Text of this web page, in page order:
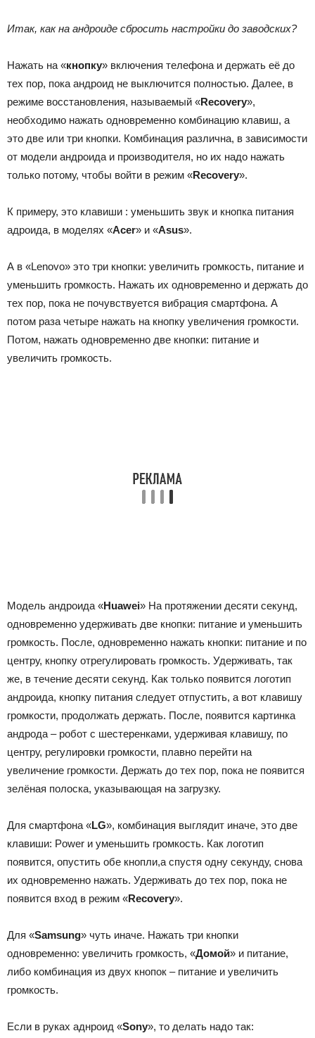
Итак, как на андроиде сбросить настройки до заводских?
Нажать на «кнопку» включения телефона и держать её до
тех пор, пока андроид не выключится полностью. Далее, в
режиме восстановления, называемый «Recovery»,
необходимо нажать одновременно комбинацию клавиш, а
это две или три кнопки. Комбинация различна, в зависимости
от модели андроида и производителя, но их надо нажать
только потому, чтобы войти в режим «Recovery».
К примеру, это клавиши : уменьшить звук и кнопка питания
адроида, в моделях «Acer» и «Asus».
А в «Lenovo» это три кнопки: увеличить громкость, питание и
уменьшить громкость. Нажать их одновременно и держать до
тех пор, пока не почувствуется вибрация смартфона. А
потом раза четыре нажать на кнопку увеличения громкости.
Потом, нажать одновременно две кнопки: питание и
увеличить громкость.
Модель андроида «Huawei» На протяжении десяти секунд,
одновременно удерживать две кнопки: питание и уменьшить
громкость. После, одновременно нажать кнопки: питание и по
центру, кнопку отрегулировать громкость. Удерживать, так
же, в течение десяти секунд. Как только появится логотип
андроида, кнопку питания следует отпустить, а вот клавишу
громкости, продолжать держать. После, появится картинка
андрода – робот с шестеренками, удерживая клавишу, по
центру, регулировки громкости, плавно перейти на
увеличение громкости. Держать до тех пор, пока не появится
зелёная полоска, указывающая на загрузку.
Для смартфона «LG», комбинация выглядит иначе, это две
клавиши: Power и уменьшить громкость. Как логотип
появится, опустить обе кнопли,а спустя одну секунду, снова
их одновременно нажать. Удерживать до тех пор, пока не
появится вход в режим «Recovery».
Для «Samsung» чуть иначе. Нажать три кнопки
одновременно: увеличить громкость, «Домой» и питание,
либо комбинация из двух кнопок – питание и увеличить
громкость.
Если в руках аднроид «Sony», то делать надо так: